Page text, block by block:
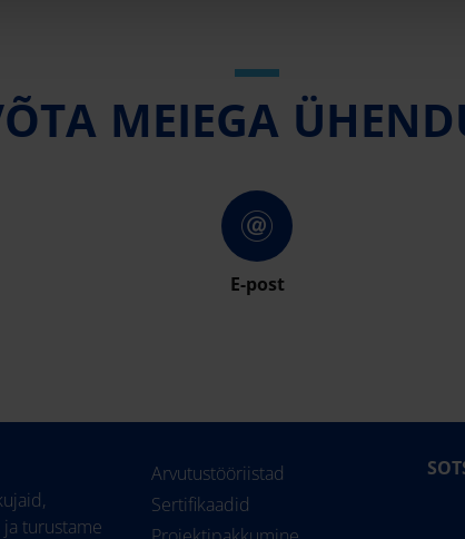
MEIEGA
E-post
turustame
Arvutustööriistad
Sertifikaadid